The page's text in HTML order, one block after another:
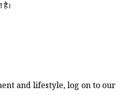
है।
and lifestyle, log on to our